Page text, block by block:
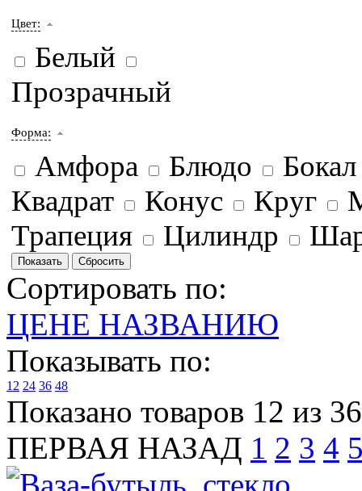
Цвет:
Белый
Прозрачный
Форма:
Амфора Блюдо
Квадрат
Конус Круг
Трапеция
Цилиндр
Сортировать по:
ЦЕНЕ НАЗВАНИЮ
Показывать по:
12 24 36 48
Показано товаров 12 из
ПЕРВАЯ НАЗАД 1 2 3 4